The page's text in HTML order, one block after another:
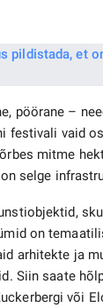
pöörane –
festivali vaid
mitme
selge
on
arhitekte ja
Siin saate
või